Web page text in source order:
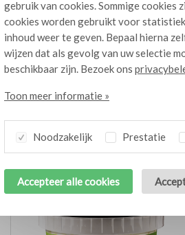
gebruik van cookies. Sommige cookies
cookies worden gebruikt voor
inhoud weer te geven. Bepaal hierna
wijzen dat als gevolg van uw selectie
beschikbaar zijn. Bezoek ons
Toon meer informatie »
Noodzakelijk Prestatie
Accepteer alle cookies
Bresc Gember & limoen WOK 450g